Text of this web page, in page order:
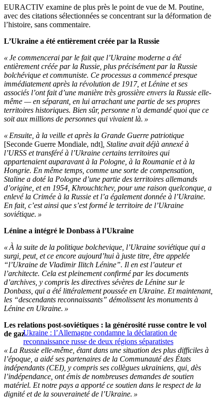
EURACTIV examine de plus près le point de vue de M. Poutine,
avec des citations sélectionnées se concentrant sur la déformation de
l’histoire, sans commentaire.
L’Ukraine a été entièrement créée par la Russie
« Je commencerai par le fait que l’Ukraine moderne a été
entièrement créée par la Russie, plus précisément par la Russie
bolchévique et communiste. Ce processus a commencé presque
immédiatement après la révolution de 1917, et Lénine et ses
associés l’ont fait d’une manière très grossière envers la Russie elle-
même — en séparant, en lui arrachant une partie de ses propres
territoires historiques. Bien sûr, personne n’a demandé quoi que ce
soit aux millions de personnes qui vivaient là. »
« Ensuite, à la veille et après la Grande Guerre patriotique
[Seconde Guerre Mondiale, ndt] , Staline avait déjà annexé à
l’URSS et transféré à l’Ukraine certains territoires qui
appartenaient auparavant à la Pologne, à la Roumanie et à la
Hongrie. En même temps, comme une sorte de compensation,
Staline a doté la Pologne d’une partie des territoires allemands
d’origine, et en 1954, Khrouchtchev, pour une raison quelconque, a
enlevé la Crimée à la Russie et l’a également donnée à l’Ukraine.
En fait, c’est ainsi que s’est formé le territoire de l’Ukraine
soviétique. »
Lénine a intégré le Donbass à l’Ukraine
« À la suite de la politique bolchevique, l’Ukraine soviétique qui a
surgi, peut, et ce encore aujourd’hui à juste titre, être appelée
“l’Ukraine de Vladimir Ilitch Lénine”. Il en est l’auteur et
l’architecte. Cela est pleinement confirmé par les documents
d’archives, y compris les directives sévères de Lénine sur le
Donbass, qui a été littéralement poussée en Ukraine. Et maintenant,
les “descendants reconnaissants” démolissent les monuments à
Lénine en Ukraine. »
Ukraine : l’Allemagne condamne la déclaration de
reconnaissance russe de deux régions séparatistes
Les relations post-soviétiques : la générosité russe contre le vol
de gaz
« La Russie elle-même, étant dans une situation des plus difficiles à
l’époque, a aidé ses partenaires de la Communauté des États
indépendants (CEI), y compris ses collègues ukrainiens, qui, dès
l’indépendance, ont émis de nombreuses demandes de soutien
matériel. Et notre pays a apporté ce soutien dans le respect de la
dignité et de la souveraineté de l’Ukraine. »